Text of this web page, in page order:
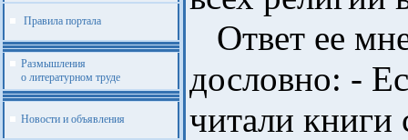
Правила портала
Размышления
о литературном труде
Новости и объявления
Ответ ее
дословно: -
читали книги